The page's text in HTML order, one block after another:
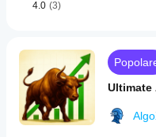
4.0 (3)
Ultimate